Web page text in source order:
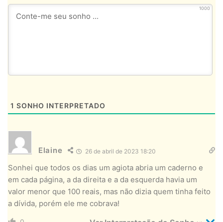
1000
1 SONHO INTERPRETADO
Elaine 26 de abril de 2023 18:20
Sonhei que todos os dias um agiota abria um caderno e
em cada página, a da direita e a da esquerda havia um
valor menor que 100 reais, mas não dizia quem tinha feito
a dívida, porém ele me cobrava!